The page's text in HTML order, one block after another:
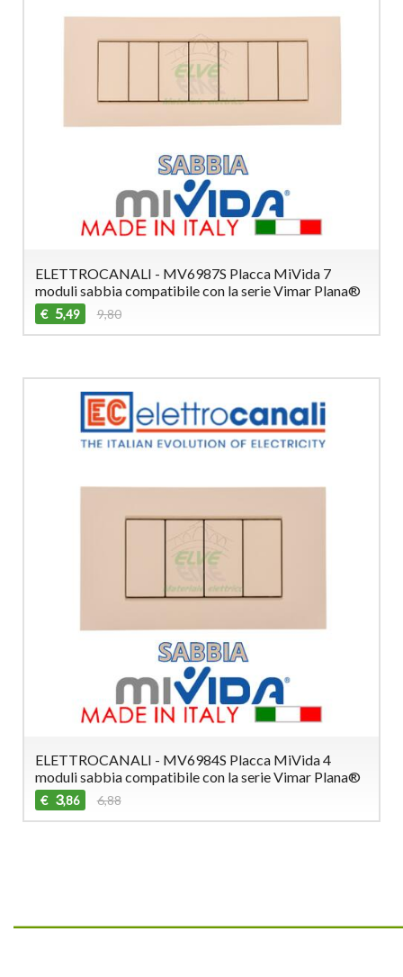
ELETTROCANALI - MV6987S Placca MiVida 7
moduli sabbia compatibile con la serie Vimar Plana®
€ 5,49 9,80
ELETTROCANALI - MV6984S Placca MiVida 4
moduli sabbia compatibile con la serie Vimar Plana®
€ 3,86 6,88